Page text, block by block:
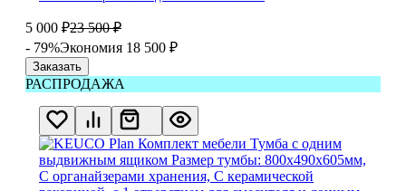
5 000 ₽23 500 ₽
- 79%Экономия 18 500 ₽
Заказать
РАСПРОДАЖА